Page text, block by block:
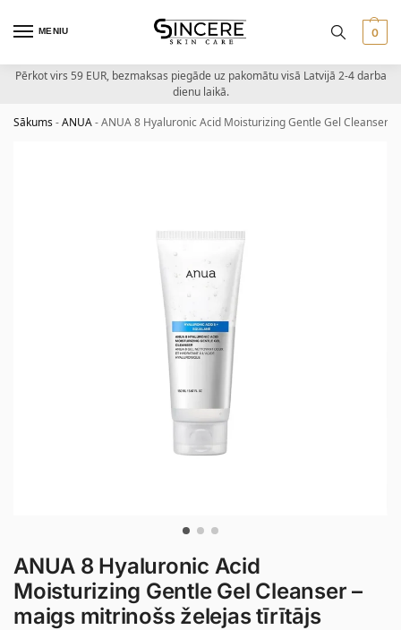
MENIU 0
Pērkot virs 59 EUR, bezmaksas piegāde uz pakomātu visā Latvijā 2-4 darba
dienu laikā.
Sākums-ANUA-ANUA 8 Hyaluronic Acid Moisturizing Gentle Gel Cleanser
ANUA 8 Hyaluronic Acid
Moisturizing Gentle Gel Cleanser –
maigs mitrinošs želejas tīrītājs